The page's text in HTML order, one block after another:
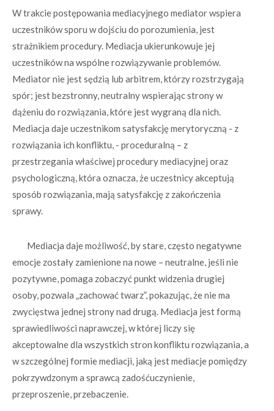
W trakcie postępowania mediacyjnego mediator wspiera
uczestników sporu w dojściu do porozumienia, jest
strażnikiem procedury. Mediacja ukierunkowuje jej
uczestników na wspólne rozwiązywanie problemów.
Mediator nie jest sędzią lub arbitrem, którzy rozstrzygają
spór; jest bezstronny, neutralny wspierając strony w
dążeniu do rozwiązania, które jest wygraną dla nich.
Mediacja daje uczestnikom satysfakcję merytoryczną - z
rozwiązania ich konfliktu, - proceduralną – z
przestrzegania właściwej procedury mediacyjnej oraz
psychologiczną, która oznacza, że uczestnicy akceptują
sposób rozwiązania, mają satysfakcję z zakończenia
sprawy.
Mediacja daje możliwość, by stare, często negatywne
emocje zostały zamienione na nowe – neutralne, jeśli nie
pozytywne, pomaga zobaczyć punkt widzenia drugiej
osoby, pozwala „zachować twarz”, pokazując, że nie ma
zwycięstwa jednej strony nad drugą. Mediacja jest formą
sprawiedliwości naprawczej, w której liczy się
akceptowalne dla wszystkich stron konfliktu rozwiązania, a
w szczególnej formie mediacji, jaką jest mediacje pomiędzy
pokrzywdzonym a sprawcą zadośćuczynienie,
przeproszenie, przebaczenie.